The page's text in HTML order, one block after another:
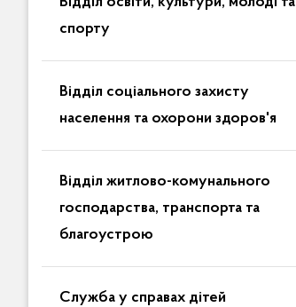
спорту
Відділ соціального захисту
населення та охорони здоров'я
Відділ житлово-комунального
господарства, транспорта та
благоустрою
Служба у справах дітей